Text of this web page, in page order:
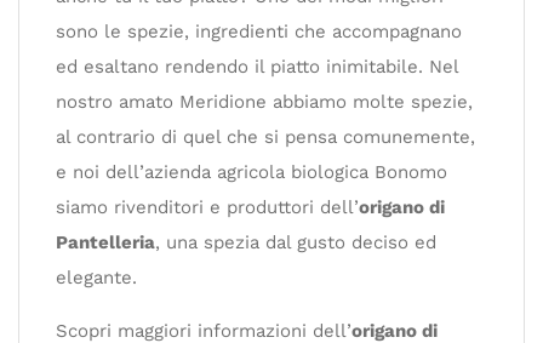
sono le spezie, ingredienti che accompagnano
ed esaltano rendendo il piatto inimitabile. Nel
nostro amato Meridione abbiamo molte spezie,
al contrario di quel che si pensa comunemente,
e noi dell’azienda agricola biologica Bonomo
siamo rivenditori e produttori dell’origano di
Pantelleria, una spezia dal gusto deciso ed
elegante.
Scopri maggiori informazioni dell’origano di